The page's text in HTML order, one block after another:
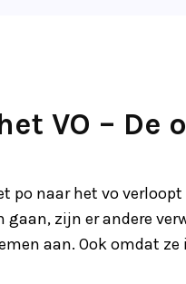
VO – De
po naar het vo
zijn er andere
aan. Ook omdat